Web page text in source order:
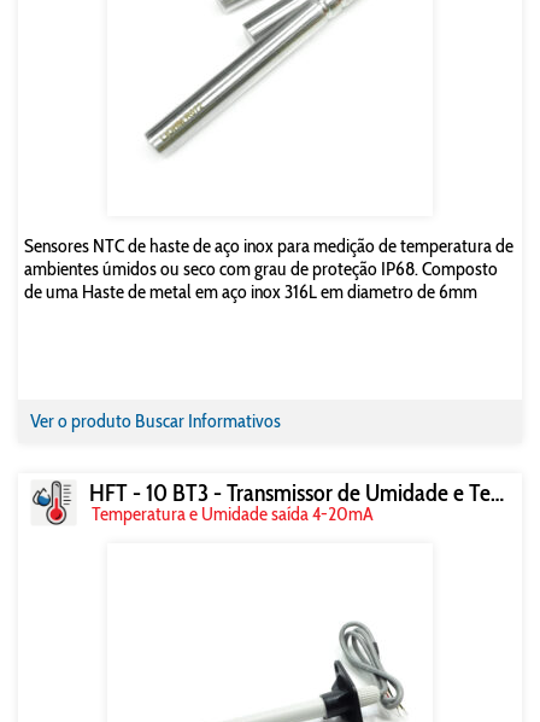
Sensores NTC de haste de aço inox para medição de temperatura de
ambientes úmidos ou seco com grau de proteção IP68. Composto
de uma Haste de metal em aço inox 316L em diametro de 6mm
Ver o produto Buscar Informativos
HFT - 10 BT3 - Transmissor de Umidade e Temperatura
Temperatura e Umidade saída 4-20mA